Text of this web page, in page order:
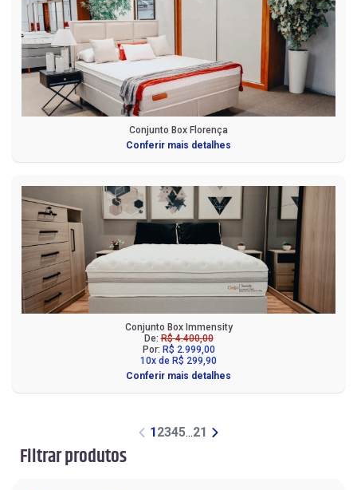
Filtrar produtos
Conjunto Box Florença
Conferir mais detalhes
Conjunto Box Immensity
De:R$ 4.400,00
Por: R$ 2.999,00
10x de R$ 299,90
Conferir mais detalhes
1 2345...21